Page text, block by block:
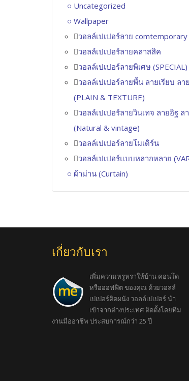
Uncategorized
Wallpaper
วอลล์เปเปอร์ลาย comtemporary
วอลล์เปเปอร์ลายคลาสสิค
วอลล์เปเปอร์ลายพิเศษ (SPECIAL)
วอลล์เปเปอร์ลายพื้น ลายเรียบ ลา
(PLAIN & TEXTURE)
วอลล์เปเปอร์ลายวินเทจ ลายอิฐ ล
(Natural & vintage)
วอลล์เปเปอร์ลายโมเดิร์น
วอลล์เปเปอร์แบบหลากหลาย
ผ้าม่าน (Curtain)
เกี่ยวกับเรา
เพิ่มความหรูหราให้บ้าน คอนโด
หรือออฟฟิต ของคุณ ด้วยวอลล์
เปเปอร์ติดผนัง วอลล์เปเปอร์ นำ
เข้าจากต่างประเทศ ติดตั้งโดยทีม
งานมืออาชีพ ประสบการณ์กว่า 25 ปี